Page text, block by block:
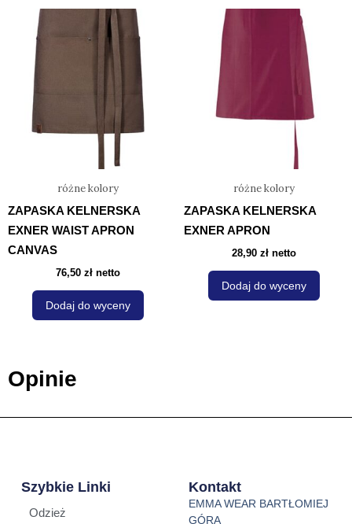
różne kolory
ZAPASKA KELNERSKA
EXNER WAIST APRON
CANVAS
76,50 zł netto
Dodaj do wyceny
Opcje
można
produktu
różne kolory
ZAPASKA KELNERSKA
EXNER APRON
28,90 zł netto
Dodaj do wyceny
Opinie
Szybkie Linki
Odzież
Kontakt
EMMA WEAR BARTŁOMIEJ
GÓRA